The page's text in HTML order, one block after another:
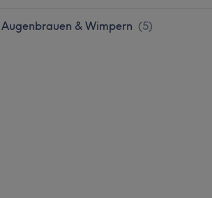
Augenbrauen & Wimpern (5)